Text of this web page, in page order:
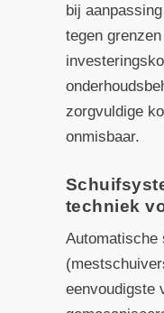
bij
tegen
zorgvuldige
onmisbaar.
techniek
Automatische
eenvoudigste